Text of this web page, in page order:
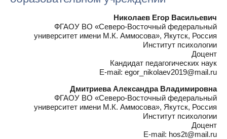
Николаев Егор Васильевич
ФГАОУ ВО «Северо-Восточный федеральный
университет имени М.К. Аммосова», Якутск, Россия
Институт психологии
Доцент
Кандидат педагогических наук
E-mail: egor_nikolaev2019@mail.ru
Дмитриева Александра Владимировна
ФГАОУ ВО «Северо-Восточный федеральный
университет имени М.К. Аммосова», Якутск, Россия
Институт психологии
Доцент
E-mail: hos2t@mail.ru